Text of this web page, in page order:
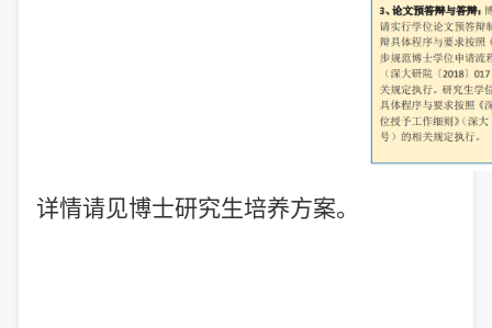
详情请见博士研究生培养方案。